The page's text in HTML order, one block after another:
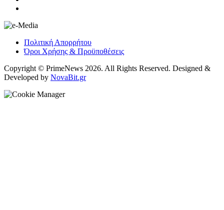
Πολιτική Απορρήτου
Όροι Χρήσης & Προϋποθέσεις
Copyright © PrimeNews 2026. All Rights Reserved. Designed &
Developed by NovaBit.gr